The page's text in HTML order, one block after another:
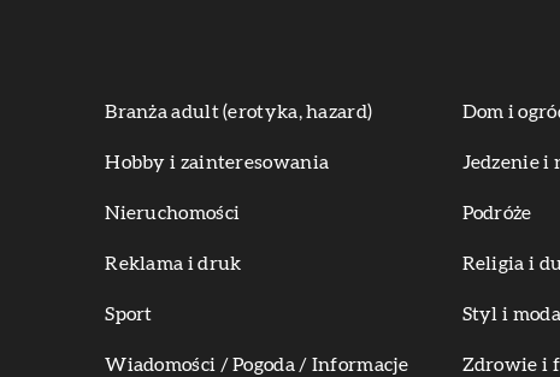
Branża adult (erotyka, hazard) Dom i
Hobby i zainteresowania Jedzenie i
Nieruchomości Podróże
Reklama i druk Religia i
Sport Styl i moda
Wiadomości / Pogoda / Informacje Zdrowie i